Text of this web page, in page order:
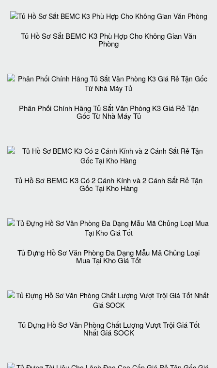
Tủ Hồ Sơ Sắt BEMC K3 Phù Hợp Cho Không Gian Văn
Phòng
Phân Phối Chính Hãng Tủ Sắt Văn Phòng K3 Giá Rẻ Tận
Gốc Từ Nhà Máy Tủ
Tủ Hồ Sơ BEMC K3 Có 2 Cánh Kính và 2 Cánh Sắt Rẻ Tận
Gốc Tại Kho Hàng
Tủ Đựng Hồ Sơ Văn Phòng Đa Dạng Mẫu Mã Chủng Loại
Mua Tại Kho Giá Tốt
Tủ Đựng Hồ Sơ Văn Phòng Chất Lượng Vượt Trội Giá Tốt
Nhất Giá SOCK